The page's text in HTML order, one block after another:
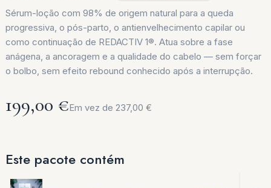
Sérum-loção com 98% de origem natural para a queda
progressiva, o pós-parto, o antienvelhecimento capilar ou
como continuação de REDACTIV 1®. Atua sobre a fase
anágena, a ancoragem e a qualidade do cabelo — sem forçar
o bolbo, sem efeito rebound conhecido após a interrupção.
199,00 €Em vez de 237,00 €
Este pacote contém